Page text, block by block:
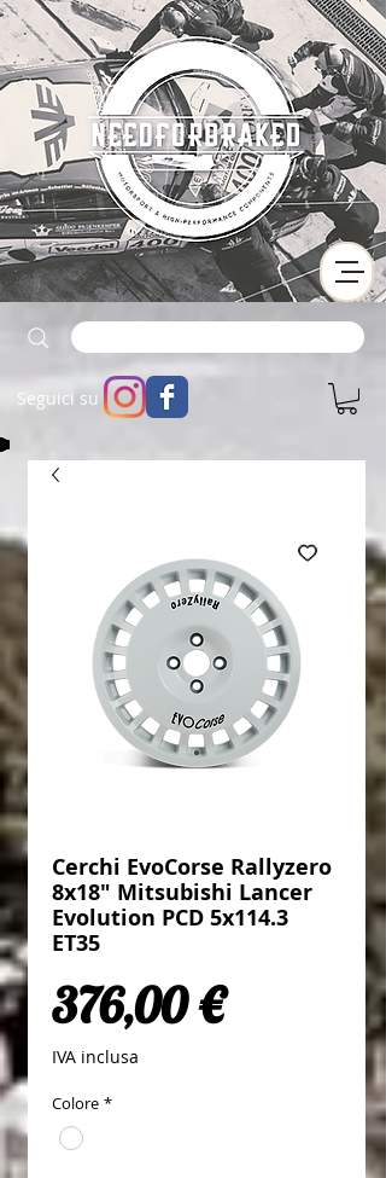
Seguici su
Cerchi EvoCorse Rallyzero
8x18" Mitsubishi Lancer
Evolution PCD 5x114.3
ET35
376,00 €Prezzo
IVA inclusa
Colore *